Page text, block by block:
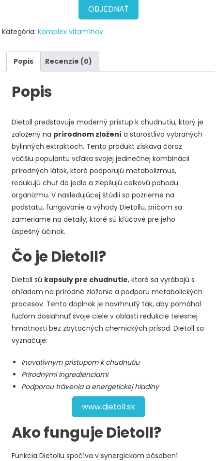
39,00 €.OBJEDNAŤ
Kategória:Komplex vitamínov
Popis Recenzie (0)
Popis
Dietoll predstavuje moderný prístup k chudnutiu, ktorý je
založený na prírodnom zložení a starostlivo vybraných
bylinných extraktoch. Tento produkt získava čoraz
väčšiu popularitu vďaka svojej jedinečnej kombinácii
prírodných látok, ktoré podporujú metabolizmus,
redukujú chuť do jedla a zlepšujú celkovú pohodu
organizmu. V nasledujúcej štúdii sa pozrieme na
podstatu, fungovanie a výhody Dietollu, pričom sa
zameriame na detaily, ktoré sú kľúčové pre jeho
úspešný účinok.
Čo je Dietoll?
Dietoll sú kapsuly pre chudnutie, ktoré sa vyrábajú s
ohľadom na prírodné zloženie a podporu metabolických
procesov. Tento doplnok je navrhnutý tak, aby pomáhal
ľuďom dosiahnuť svoje ciele v oblasti redukcie telesnej
hmotnosti bez zbytočných chemických prísad. Dietoll sa
vyznačuje:
Inovatívnym prístupom k chudnutiu
Prírodnými ingredienciami
Podporou trávenia a energetickej hladiny
www.dietoll.sk
Ako funguje Dietoll?
Funkcia Dietollu spočíva v synergickom pôsobení